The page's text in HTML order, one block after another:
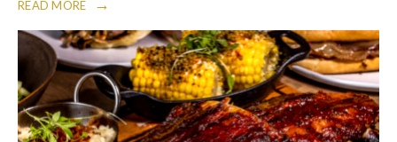
READ MORE